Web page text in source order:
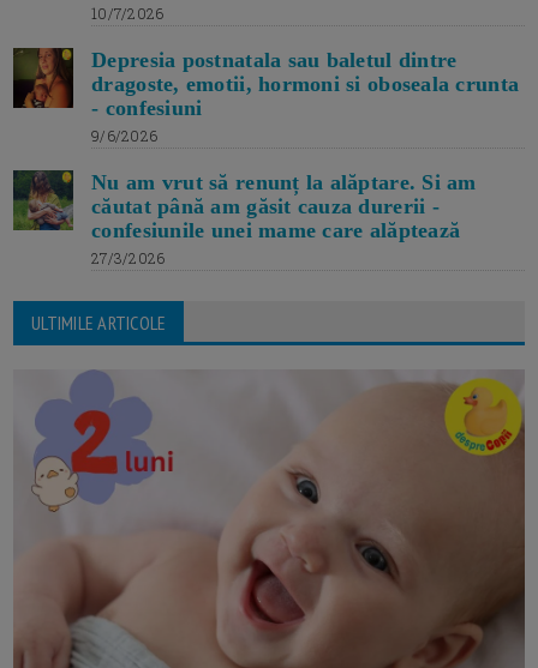
10/7/2026
Depresia postnatala sau baletul dintre
dragoste, emotii, hormoni si oboseala crunta
- confesiuni
9/6/2026
Nu am vrut să renunț la alăptare. Si am
căutat până am găsit cauza durerii -
confesiunile unei mame care alăptează
27/3/2026
ULTIMILE ARTICOLE